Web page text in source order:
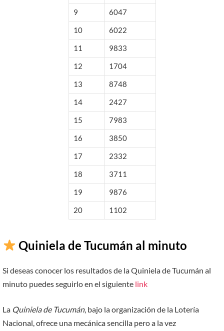
9
6047
10
6022
11
9833
12
1704
13
8748
14
2427
15
7983
16
3850
17
2332
18
3711
19
9876
20
1102
Quiniela de Tucumán al minuto
Si deseas conocer los resultados de la Quiniela de Tucumán al
minuto puedes seguirlo en el siguiente link
La Quiniela de Tucumán, bajo la organización de la Lotería
Nacional, ofrece una mecánica sencilla pero a la vez